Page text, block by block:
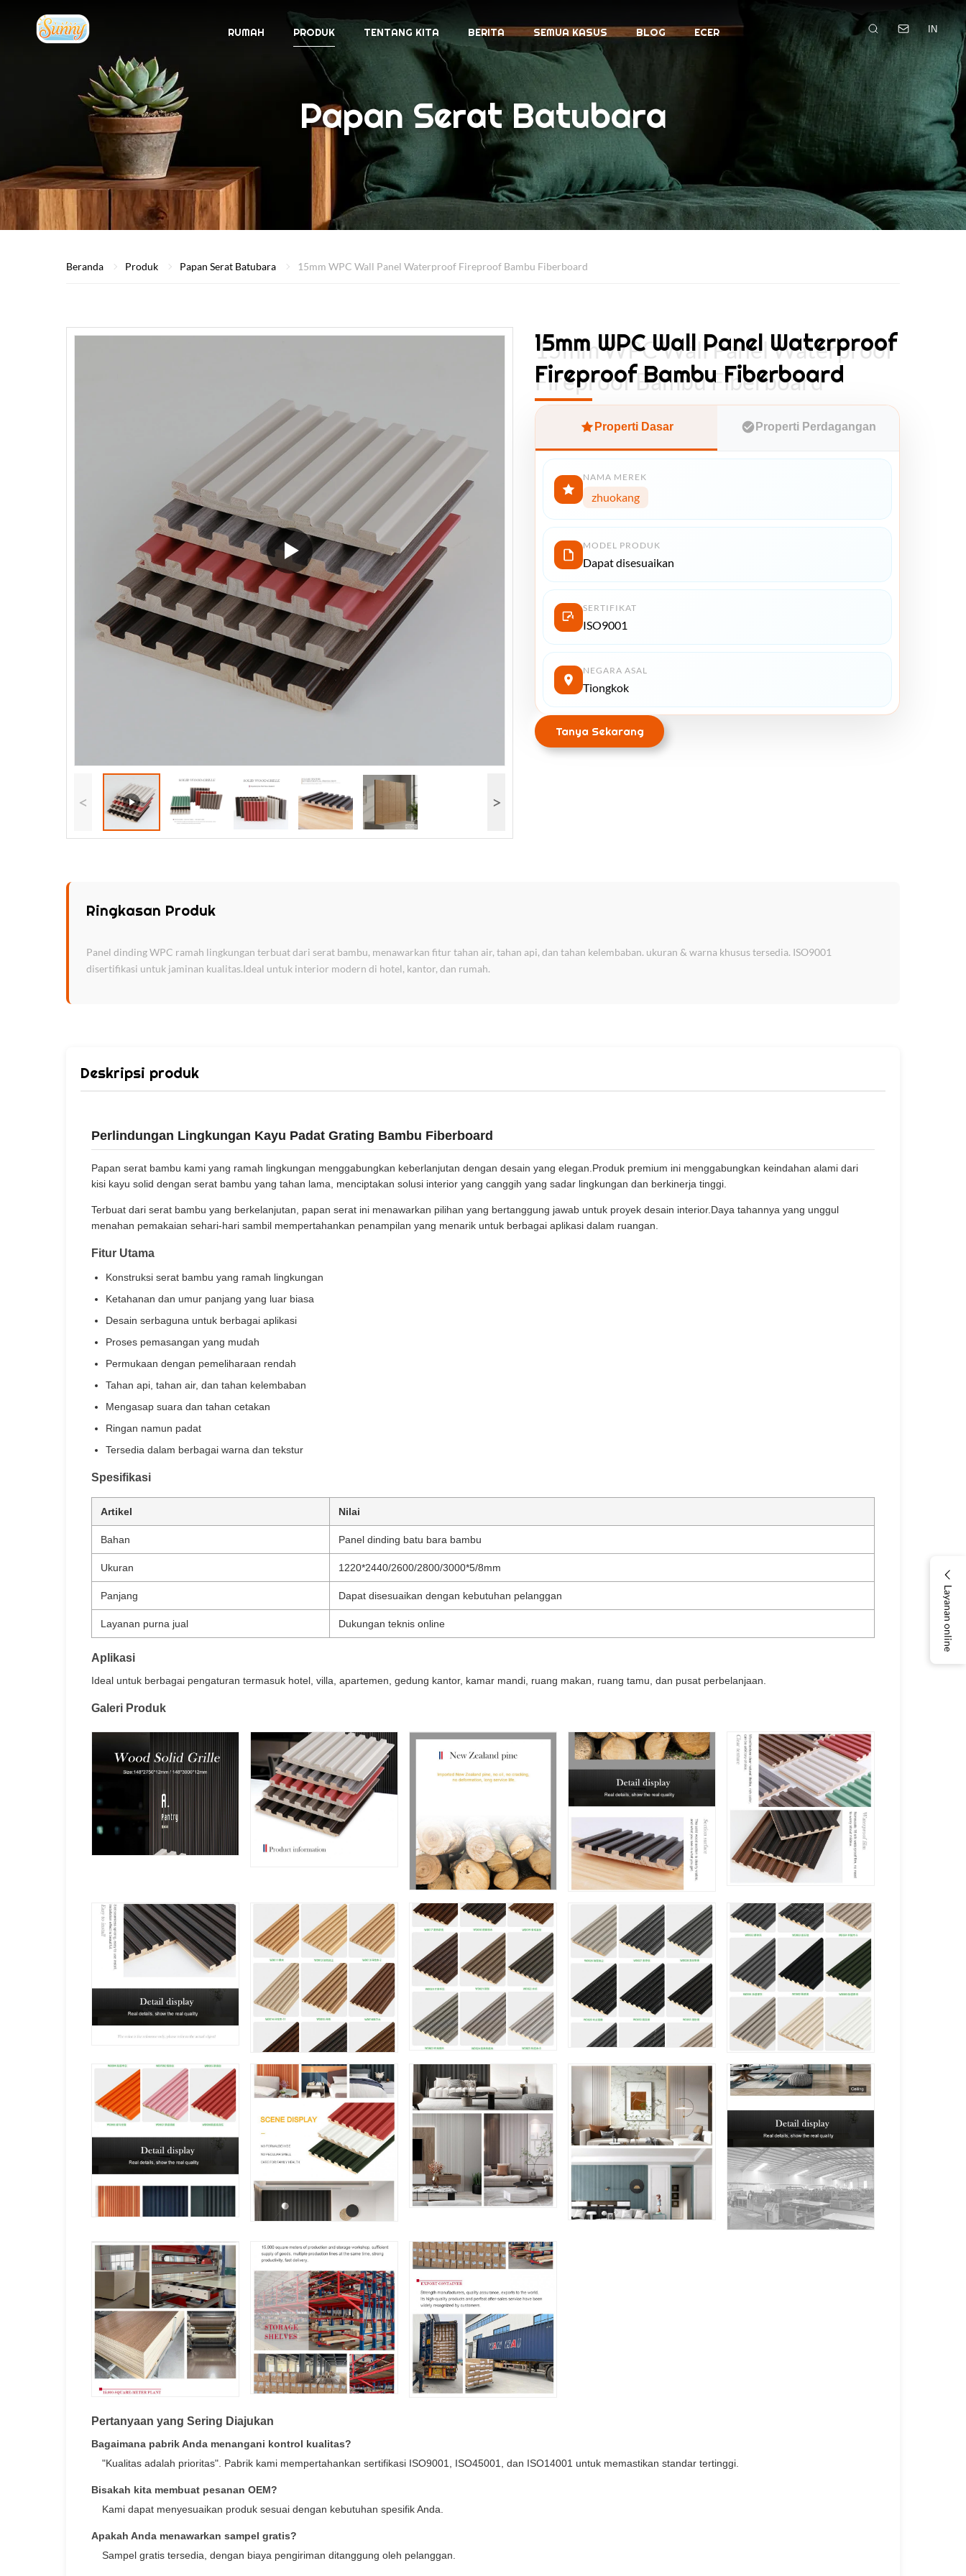
Layanan online
RUMAH PRODUK TENTANG KITA BERITA SEMUA KASUS BLOG ECER IN
Papan Serat Batubara
Beranda Produk Papan Serat Batubara 15mm WPC Wall Panel Waterproof Fireproof Bambu Fiberboard
< >
15mm WPC Wall Panel Waterproof
Fireproof Bambu Fiberboard
15mm WPC Wall Panel Waterproof
Fireproof Bambu Fiberboard
Properti Dasar Properti Perdagangan
NAMA MEREK
zhuokang
MODEL PRODUK
Dapat disesuaikan
SERTIFIKAT
ISO9001
NEGARA ASAL
Tiongkok
Tanya Sekarang
Ringkasan Produk
Panel dinding WPC ramah lingkungan terbuat dari serat bambu, menawarkan fitur tahan air, tahan api, dan tahan kelembaban. ukuran & warna khusus tersedia. ISO9001
disertifikasi untuk jaminan kualitas.Ideal untuk interior modern di hotel, kantor, dan rumah.
Deskripsi produk
Perlindungan Lingkungan Kayu Padat Grating Bambu Fiberboard
Papan serat bambu kami yang ramah lingkungan menggabungkan keberlanjutan dengan desain yang elegan.Produk premium ini menggabungkan keindahan alami dari
kisi kayu solid dengan serat bambu yang tahan lama, menciptakan solusi interior yang canggih yang sadar lingkungan dan berkinerja tinggi.
Terbuat dari serat bambu yang berkelanjutan, papan serat ini menawarkan pilihan yang bertanggung jawab untuk proyek desain interior.Daya tahannya yang unggul
menahan pemakaian sehari-hari sambil mempertahankan penampilan yang menarik untuk berbagai aplikasi dalam ruangan.
Fitur Utama
Konstruksi serat bambu yang ramah lingkungan
Ketahanan dan umur panjang yang luar biasa
Desain serbaguna untuk berbagai aplikasi
Proses pemasangan yang mudah
Permukaan dengan pemeliharaan rendah
Tahan api, tahan air, dan tahan kelembaban
Mengasap suara dan tahan cetakan
Ringan namun padat
Tersedia dalam berbagai warna dan tekstur
Spesifikasi
Artikel Nilai
Bahan Panel dinding batu bara bambu
Ukuran 1220*2440/2600/2800/3000*5/8mm
Panjang Dapat disesuaikan dengan kebutuhan pelanggan
Layanan purna jual Dukungan teknis online
Aplikasi
Ideal untuk berbagai pengaturan termasuk hotel, villa, apartemen, gedung kantor, kamar mandi, ruang makan, ruang tamu, dan pusat perbelanjaan.
Galeri Produk
Pertanyaan yang Sering Diajukan
Bagaimana pabrik Anda menangani kontrol kualitas?
"Kualitas adalah prioritas". Pabrik kami mempertahankan sertifikasi ISO9001, ISO45001, dan ISO14001 untuk memastikan standar tertinggi.
Bisakah kita membuat pesanan OEM?
Kami dapat menyesuaikan produk sesuai dengan kebutuhan spesifik Anda.
Apakah Anda menawarkan sampel gratis?
Sampel gratis tersedia, dengan biaya pengiriman ditanggung oleh pelanggan.